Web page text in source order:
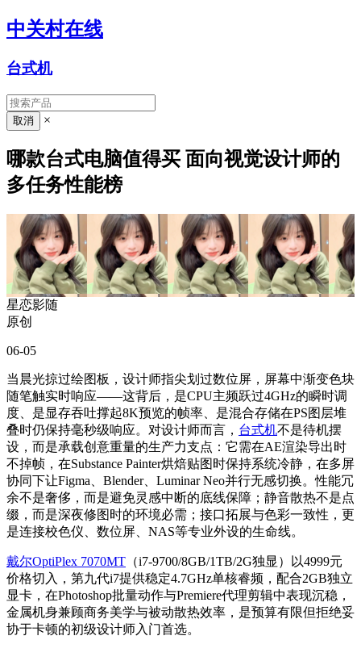
中关村在线
台式机
×
哪款台式电脑值得买 面向视觉设计师的
多任务性能榜
星恋影随
原创
06-05
当晨光掠过绘图板，设计师指尖划过数位屏，屏幕中渐变色块
随笔触实时响应——这背后，是CPU主频跃过4GHz的瞬时调
度、是显存吞吐撑起8K预览的帧率、是混合存储在PS图层堆
叠时仍保持毫秒级响应。对设计师而言， 台式机不是待机摆
设，而是承载创意重量的生产力支点：它需在AE渲染导出时
不掉帧，在Substance Painter烘焙贴图时保持系统冷静，在多屏
协同下让Figma、Blender、Luminar Neo并行无感切换。性能冗
余不是奢侈，而是避免灵感中断的底线保障；静音散热不是点
缀，而是深夜修图时的环境必需；接口拓展与色彩一致性，更
是连接校色仪、数位屏、NAS等专业外设的生命线。
戴尔OptiPlex 7070MT （i7-9700/8GB/1TB/2G独显）以4999元
价格切入，第九代i7提供稳定4.7GHz单核睿频，配合2GB独立
显卡，在Photoshop批量动作与Premiere代理剪辑中表现沉稳，
金属机身兼顾商务美学与被动散热效率，是预算有限但拒绝妥
协于卡顿的初级设计师入门首选。